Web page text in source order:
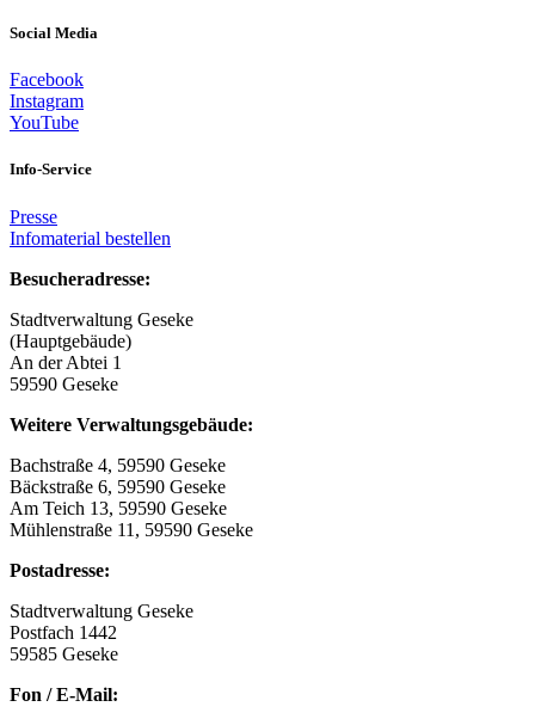
Social Media
Facebook
Instagram
YouTube
Info-Service
Presse
Infomaterial bestellen
Besucheradresse:
Stadtverwaltung Geseke
(Hauptgebäude)
An der Abtei 1
59590 Geseke
Weitere Verwaltungsgebäude:
Bachstraße 4, 59590 Geseke
Bäckstraße 6, 59590 Geseke
Am Teich 13, 59590 Geseke
Mühlenstraße 11, 59590 Geseke
Postadresse:
Stadtverwaltung Geseke
Postfach 1442
59585 Geseke
Fon / E-Mail: